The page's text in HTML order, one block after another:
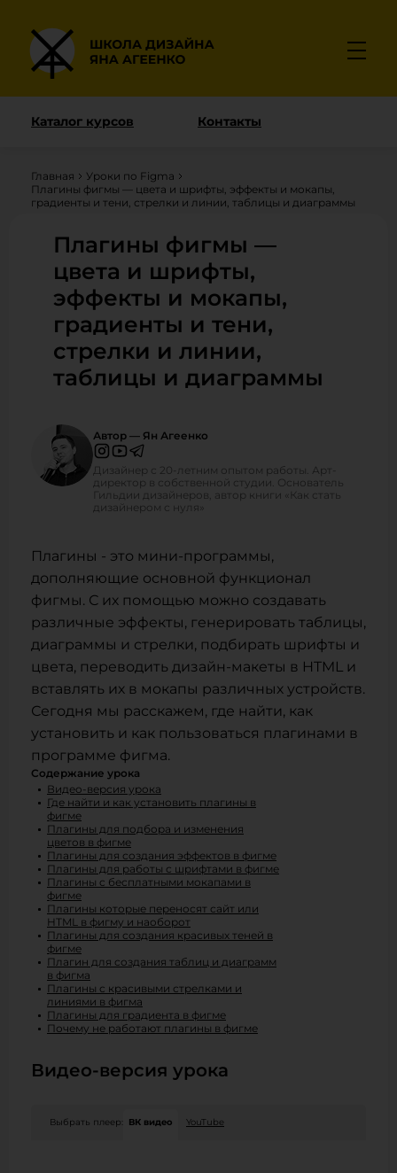
Каталог курсов Контакты
Главная
Уроки по Figma
Плагины фигмы — цвета и шрифты, эффекты и мокапы,
градиенты и тени, стрелки и линии, таблицы и диаграммы
Плагины фигмы —
цвета и шрифты,
эффекты и мокапы,
градиенты и тени,
стрелки и линии,
таблицы и диаграммы
Автор — Ян Агеенко
Дизайнер с 20-летним опытом работы. Арт-
директор в собственной студии. Основатель
Гильдии дизайнеров, автор книги «Как стать
дизайнером с нуля»
Плагины - это мини-программы,
дополняющие основной функционал
фигмы. С их помощью можно создавать
различные эффекты, генерировать таблицы,
диаграммы и стрелки, подбирать шрифты и
цвета, переводить дизайн-макеты в HTML и
вставлять их в мокапы различных устройств.
Сегодня мы расскажем, где найти, как
установить и как пользоваться плагинами в
программе фигма.
Содержание урока
Видео-версия урока
Где найти и как установить плагины в
фигме
Плагины для подбора и изменения
цветов в фигме
Плагины для создания эффектов в фигме
Плагины для работы с шрифтами в фигме
Плагины c бесплатными мокапами в
фигме
Плагины которые переносят сайт или
HTML в фигму и наоборот
Плагины для создания красивых теней в
фигме
Плагин для создания таблиц и диаграмм
в фигма
Плагины с красивыми стрелками и
линиями в фигма
Плагины для градиента в фигме
Почему не работают плагины в фигме
Видео-версия урока
Выбрать плеер: ВК видео YouTube